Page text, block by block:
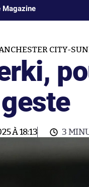
Magazine
CITY-
À 18:13 3